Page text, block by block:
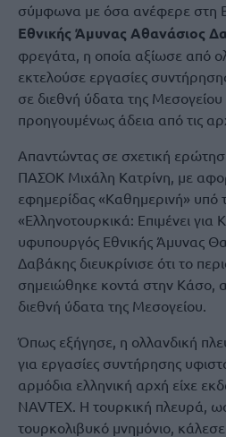
σύμφωνα με όσα ανέφερε στη
Εθνικής Άμυνας Αθανάσιος
φρεγάτα, η οποία αξίωσε από
εκτελούσε εργασίες
σε διεθνή ύδατα της Μεσογείου
προηγουμένως άδεια από τις
Απαντώντας σε σχετική
ΠΑΣΟΚ Μιχάλη Κατρίνη, με
εφημερίδας «Καθημερινή» υπό
«Ελληνοτουρκικά: Επιμένει
υφυπουργός Εθνικής Άμυνας
Δαβάκης διευκρίνισε ότι το
σημειώθηκε κοντά στην Κάσο,
διεθνή ύδατα της Μεσογείου.
Όπως εξήγησε, η ολλανδική
για εργασίες συντήρησης
αρμόδια ελληνική αρχή είχε
NAVTEX. Η τουρκική πλευρά,
τουρκολιβυκό μνημόνιο,